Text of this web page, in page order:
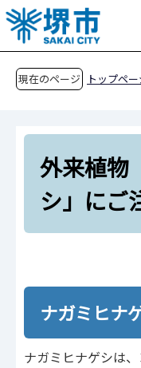
こ
の
ペ
現在のページ トップペー
環境保全
外来生物
外来植物
外来植物
シ」にご
ナガミヒナ
ナガミヒナゲシは